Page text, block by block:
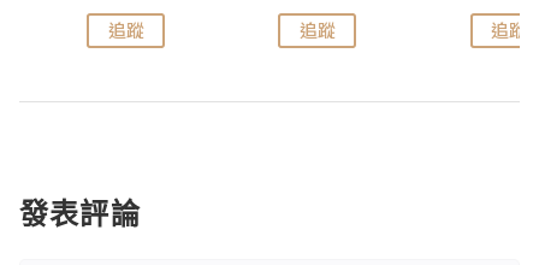
追蹤 追蹤 追蹤
發表評論